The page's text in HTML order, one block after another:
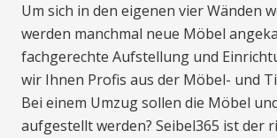
Um sich in den eigenen vier Wänden
werden manchmal neue Möbel
fachgerechte Aufstellung und
wir Ihnen Profis aus der Möbel- und
Bei einem Umzug sollen die Möbel
aufgestellt werden? Seibel365 ist der